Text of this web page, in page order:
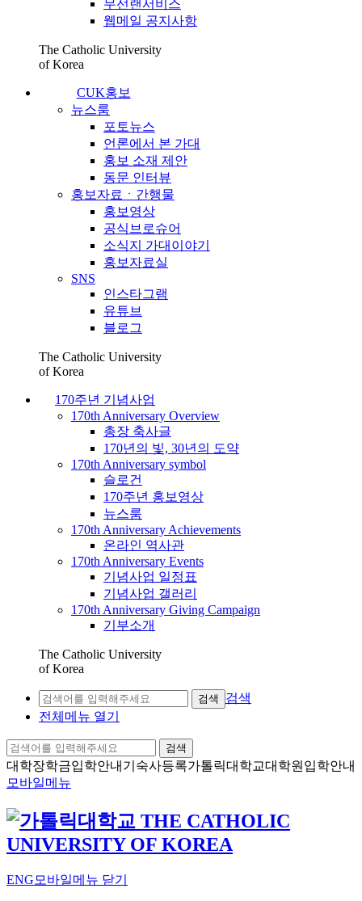
무선랜서비스
웹메일 공지사항
The Catholic University
of Korea
CUK홍보
뉴스룸
포토뉴스
언론에서 본 가대
홍보 소재 제안
동문 인터뷰
홍보자료ㆍ간행물
홍보영상
공식브로슈어
소식지 가대이야기
홍보자료실
SNS
인스타그램
유튜브
블로그
The Catholic University
of Korea
170주년 기념사업
170th Anniversary Overview
총장 축사글
170년의 빛, 30년의 도약
170th Anniversary symbol
슬로건
170주년 홍보영상
뉴스룸
170th Anniversary Achievements
온라인 역사관
170th Anniversary Events
기념사업 일정표
기념사업 갤러리
170th Anniversary Giving Campaign
기부소개
The Catholic University
of Korea
검색
검색
전체메뉴 열기
검색
대학장학금입학안내 기숙사등록가톨릭대학교대학원입학안내
모바일메뉴
ENG 모바일메뉴 닫기